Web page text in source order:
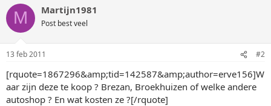
M Martijn1981
Post best veel
13 feb 2011 #2
[rquote=1867296&amp;tid=142587&amp;author=erve156]W
aar zijn deze te koop ? Brezan, Broekhuizen of welke andere
autoshop ? En wat kosten ze ?[/rquote]